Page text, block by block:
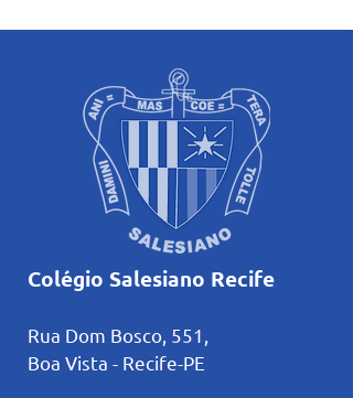
do Salesiano Recife
Colégio Salesiano Recife
Rua Dom Bosco, 551,
Boa Vista - Recife-PE